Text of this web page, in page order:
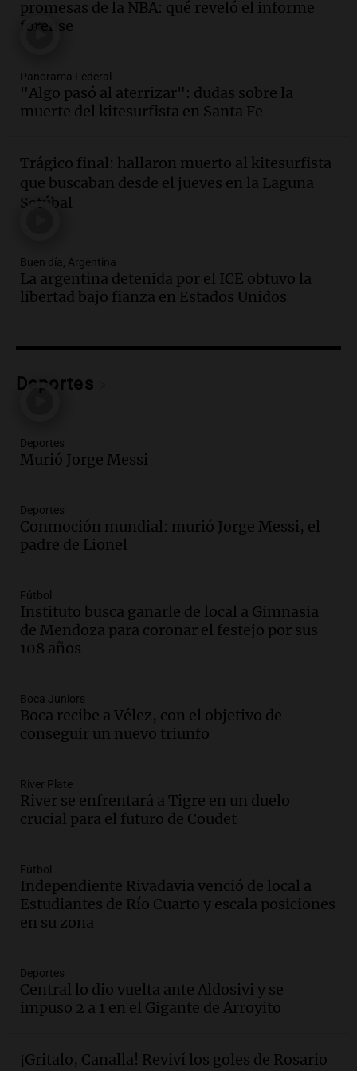
impacto en la opinión pública
Panorama Federal
Audio.Murió Jorge Messi
Una mañana para todos
Audio.Mateo, a los 25 años, lucha
contra el tiempo: necesita un trasplante
para poder seguir viviend
Audio.Estiman que la inflación nacional
de julio será menor al 2,9% registrado
en CABA
cabra que llevaba ocho días atrapada en
Audio.Chile planteó mejorar la
Panorama Federal
Episodios
Audio.Del fitness a la longevidad: por
proteínas
Una mañana para todos
Episodios
Audio.
Panorama Federal
Episodios
Audio. Vandalismo en San Miguel de
públicas en 14 meses
Panorama Federal
Episodios
banco de San Luis
Panorama Federal
Episodios
salario
Panorama Federal
Episodios
brutalmente al anciano de 88 años para
promesas de la NBA: qué reveló el informe
forense
Panorama Federal
"Algo pasó al aterrizar": dudas sobre la
muerte del kitesurfista en Santa Fe
Trágico final: hallaron muerto al kitesurfista
que buscaban desde el jueves en la Laguna
Setúbal
Buen día, Argentina
La argentina detenida por el ICE obtuvo la
libertad bajo fianza en Estados Unidos
Deportes
Deportes
Murió Jorge Messi
Deportes
Conmoción mundial: murió Jorge Messi, el
padre de Lionel
Fútbol
Instituto busca ganarle de local a Gimnasia
de Mendoza para coronar el festejo por sus
108 años
Boca Juniors
Boca recibe a Vélez, con el objetivo de
conseguir un nuevo triunfo
River Plate
River se enfrentará a Tigre en un duelo
crucial para el futuro de Coudet
Fútbol
Independiente Rivadavia venció de local a
Estudiantes de Río Cuarto y escala posiciones
en su zona
Deportes
Central lo dio vuelta ante Aldosivi y se
impuso 2 a 1 en el Gigante de Arroyito
¡Gritalo, Canalla! Reviví los goles de Rosario